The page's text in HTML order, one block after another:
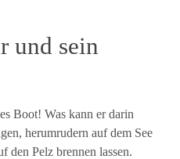
und sein
Boot! Was kann er darin
herumrudern auf dem See
den Pelz brennen lassen.